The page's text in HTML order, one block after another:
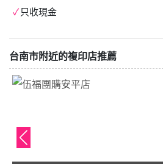
只收現金
台南市附近的複印店推薦